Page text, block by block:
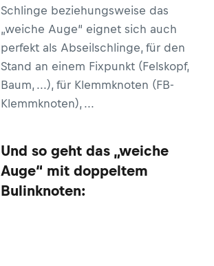
Schlinge beziehungsweise das
„weiche Auge“ eignet sich auch
perfekt als Abseilschlinge, für den
Stand an einem Fixpunkt (Felskopf,
Baum, ...), für Klemmknoten (FB-
Klemmknoten), ...
Und so geht das „weiche
Auge“ mit doppeltem
Bulinknoten: